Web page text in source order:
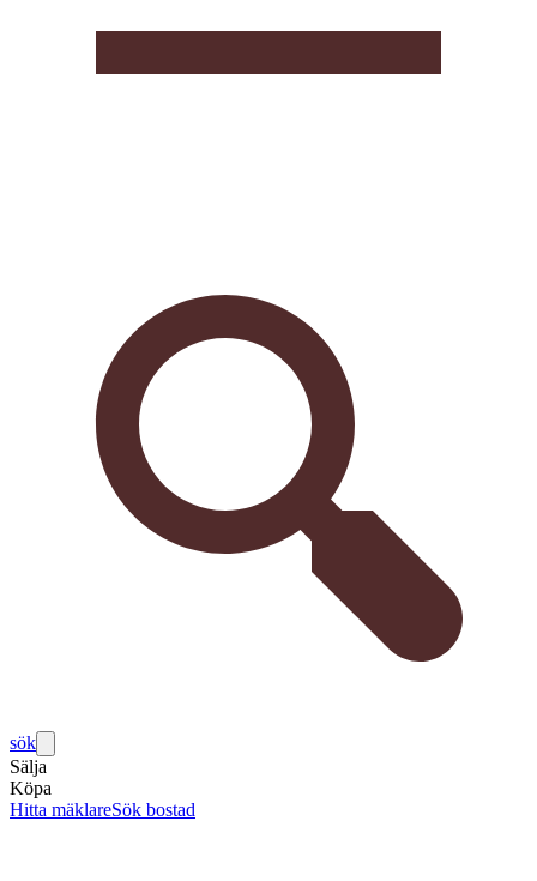
sök
Sälja
Köpa
Hitta mäklareSök bostad